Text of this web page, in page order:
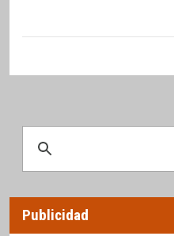
Publicidad